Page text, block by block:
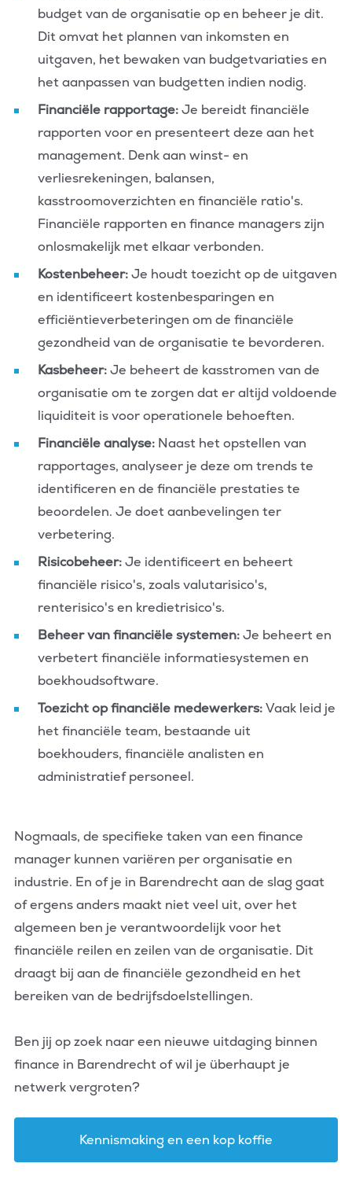
budget van de organisatie op en beheer je dit.
Dit omvat het plannen van inkomsten en
uitgaven, het bewaken van budgetvariaties en
het aanpassen van budgetten indien nodig.
Financiële rapportage:Je bereidt financiële
rapporten voor en presenteert deze aan het
management. Denk aan winst- en
verliesrekeningen, balansen,
kasstroomoverzichten en financiële ratio's.
Financiële rapporten en finance managers zijn
onlosmakelijk met elkaar verbonden.
Kostenbeheer:Je houdt toezicht op de uitgaven
en identificeert kostenbesparingen en
efficiëntieverbeteringen om de financiële
gezondheid van de organisatie te bevorderen.
Kasbeheer:Je beheert de kasstromen van de
organisatie om te zorgen dat er altijd voldoende
liquiditeit is voor operationele behoeften.
Financiële analyse: Naast het opstellen van
rapportages, analyseer je deze om trends te
identificeren en de financiële prestaties te
beoordelen. Je doet aanbevelingen ter
verbetering.
Risicobeheer:Je identificeert en beheert
financiële risico's, zoals valutarisico's,
renterisico's en kredietrisico's.
Beheer van financiële systemen:Je beheert en
verbetert financiële informatiesystemen en
boekhoudsoftware.
Toezicht op financiële medewerkers:Vaak leid je
het financiële team, bestaande uit
boekhouders, financiële analisten en
administratief personeel.
Nogmaals, de specifieke taken van een finance
manager kunnen variëren per organisatie en
industrie. En of je in Barendrecht aan de slag gaat
of ergens anders maakt niet veel uit, over het
algemeen ben je verantwoordelijk voor het
financiële reilen en zeilen van de organisatie. Dit
draagt bij aan de financiële gezondheid en het
bereiken van de bedrijfsdoelstellingen.
Ben jij op zoek naar een nieuwe uitdaging binnen
finance in Barendrecht of wil je überhaupt je
netwerk vergroten?
Kennismaking en een kop koffie